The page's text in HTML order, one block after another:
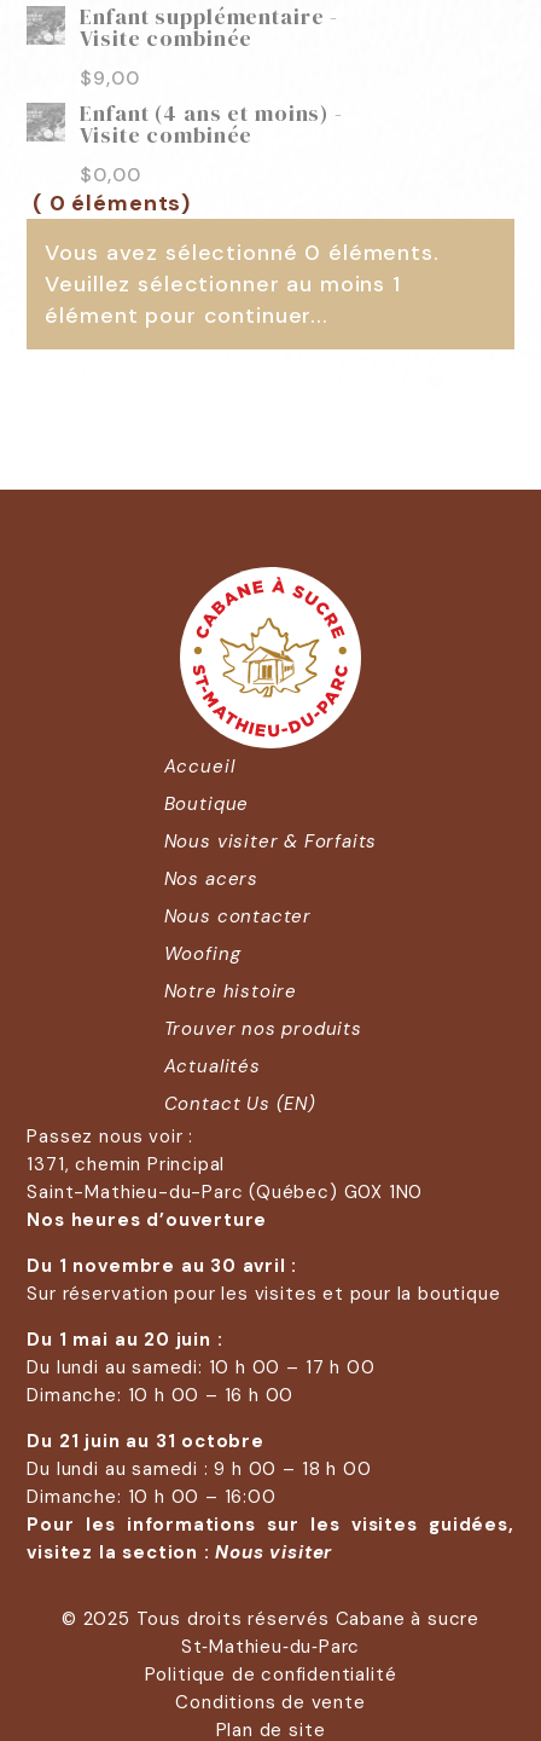
Enfant supplémentaire -
Visite combinée
$9,00
Enfant (4 ans et moins) -
Visite combinée
$0,00
( 0 éléments)
Vous avez sélectionné 0 éléments.
Veuillez sélectionner au moins 1
élément pour continuer...
Accueil
Boutique
Nous visiter & Forfaits
Nos acers
Nous contacter
Woofing
Notre histoire
Trouver nos produits
Actualités
Contact Us (EN)
Passez nous voir :
1371, chemin Principal
Saint-Mathieu-du-Parc (Québec) G0X 1N0
Nos heures d’ouverture
Du 1 novembre au 30 avril :
Sur réservation pour les visites et pour la boutique
Du 1 mai au 20 juin :
Du lundi au samedi: 10 h 00 – 17 h 00
Dimanche: 10 h 00 – 16 h 00
Du 21 juin au 31 octobre
Du lundi au samedi : 9 h 00 – 18 h 00
Dimanche: 10 h 00 – 16:00
Pour les informations sur les visites guidées,
visitez la section :Nous visiter
© 2025 Tous droits réservés Cabane à sucre
St‑Mathieu‑du‑Parc
Politique de confidentialité
Conditions de vente
Plan de site